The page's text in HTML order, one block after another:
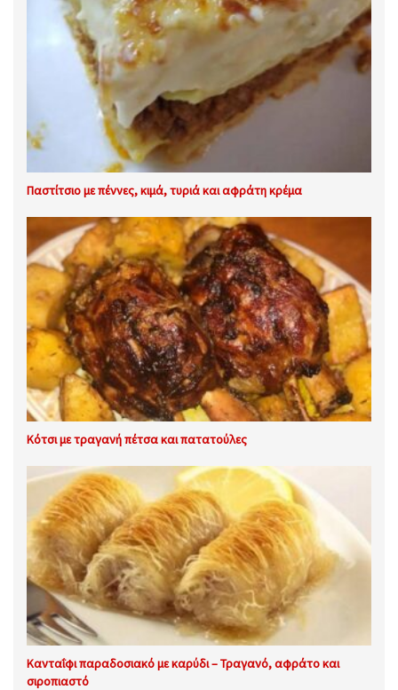
Παστίτσιο με πέννες, κιμά, τυριά και αφράτη κρέμα
Κότσι με τραγανή πέτσα και πατατούλες
Κανταΐφι παραδοσιακό με καρύδι – Τραγανό, αφράτο και
σιροπιαστό